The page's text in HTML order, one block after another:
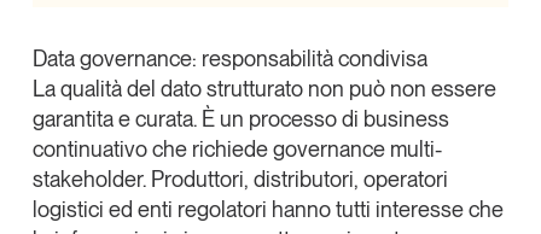
Data governance: responsabilità condivisa
La qualità del dato strutturato non può non essere
garantita e curata. È un processo di business
continuativoche richiede governance multi-
stakeholder. Produttori, distributori, operatori
logistici ed enti regolatori hanno tutti interesse che